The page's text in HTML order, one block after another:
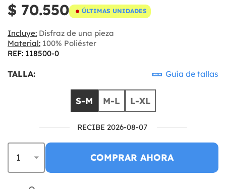
$ 70.550 ÚLTIMAS UNIDADES
Incluye: Disfraz de una pieza
Material: 100% Poliéster
REF: 118500-0
TALLA: Guía de tallas
S-M M-L L-XL
RECIBE 2026-08-07
COMPRAR AHORA